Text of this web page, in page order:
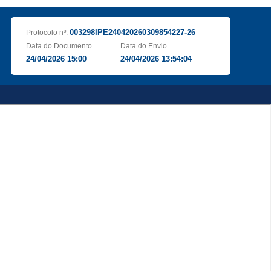
Protocolo nº: 003298IPE240420260309854227-26
Data do Documento
24/04/2026 15:00
Data do Envio
24/04/2026 13:54:04